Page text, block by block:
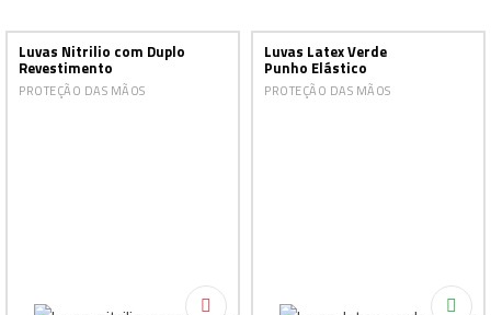
Luvas Nitrilio com Duplo
Revestimento
PROTEÇÃO DAS MÃOS
Luvas Latex Verde
Punho Elástico
PROTEÇÃO DAS MÃOS